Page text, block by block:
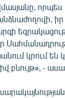
իր
կրում են
բնույթ», -